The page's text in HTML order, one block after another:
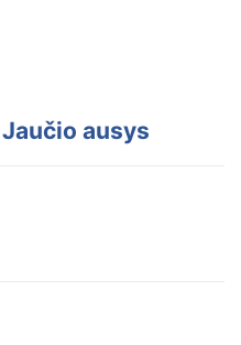
ausys